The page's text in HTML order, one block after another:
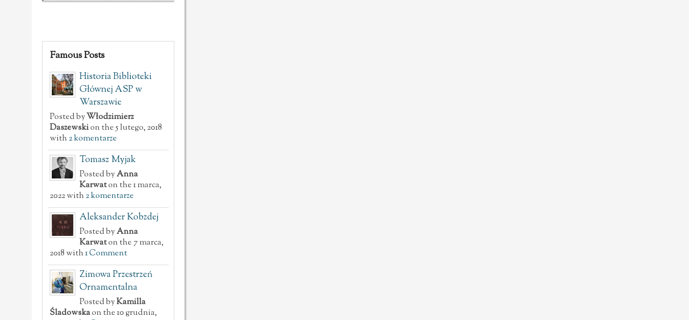
Famous Posts
Historia Biblioteki
Głównej ASP w
Warszawie
Posted byWłodzimierz
Daszewskion the 5 lutego, 2018
with2 komentarze
Tomasz Myjak
Posted byAnna
Karwaton the 1 marca,
2022 with2 komentarze
Aleksander Kobzdej
Posted byAnna
Karwaton the 7 marca,
2018 with1 Comment
Zimowa Przestrzeń
Ornamentalna
Posted byKamilla
Śladowskaon the 10 grudnia,